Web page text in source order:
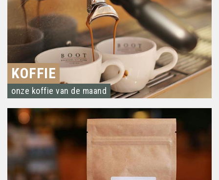
KOFFIE
onze koffie van de maand